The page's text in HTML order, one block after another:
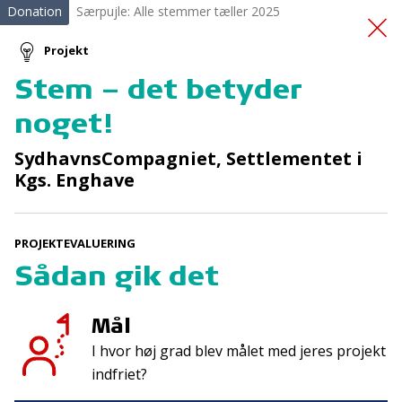
Cykelhjelme
Donation Særpujle: Alle stemmer tæller 2025
Projekt
Stem – det betyder
noget!
SydhavnsCompagniet, Settlementet i
Kgs. Enghave
PROJEKTEVALUERING
Sådan gik det
Mål
I hvor høj grad blev målet med jeres projekt
indfriet?
Tilmeld nyhedsbrev
aktiviteter direkte i din indbakke.
Tilmeld